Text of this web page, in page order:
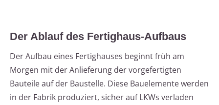
Der Ablauf des Fertighaus-Aufbaus
Der Aufbau eines Fertighauses beginnt früh am
Morgen mit der Anlieferung der vorgefertigten
Bauteile auf der Baustelle. Diese Bauelemente werden
in der Fabrik produziert, sicher auf LKWs verladen